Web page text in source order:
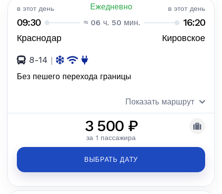
в этот день Ежедневно в этот день
09:30 ≈ 06 ч. 50 мин. 16:20
Краснодар Кировское
8-14 |
Без пешего перехода границы
Показать маршрут
3 500 ₽
за 1 пассажира
ВЫБРАТЬ ДАТУ